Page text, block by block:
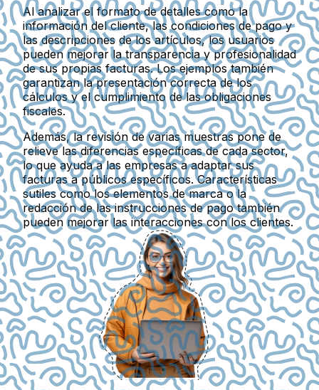
Al analizar el formato de detalles como la
información del cliente, las condiciones de pago y
las descripciones de los artículos, los usuarios
pueden mejorar la transparencia y profesionalidad
de sus propias facturas. Los ejemplos también
garantizan la presentación correcta de los
cálculos y el cumplimiento de las obligaciones
fiscales.
Además, la revisión de varias muestras pone de
relieve las diferencias específicas de cada sector,
lo que ayuda a las empresas a adaptar sus
facturas a públicos específicos. Características
sutiles como los elementos de marca o la
redacción de las instrucciones de pago también
pueden mejorar las interacciones con los clientes.